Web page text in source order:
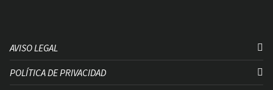
AVISO LEGAL
POLÍTICA DE PRIVACIDAD